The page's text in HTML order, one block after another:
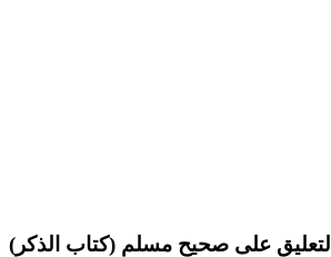
التعليق على صحيح مسلم (كتاب الذكر)